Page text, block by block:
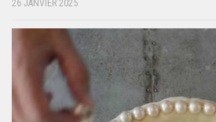
26 JANVIER 2025